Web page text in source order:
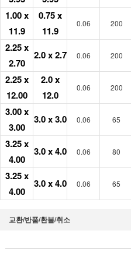
1.00 x
11.9
0.75 x
11.9
0.06 200
2.25 x
2.70
2.0 x 2.7 0.06 200
2.25 x
12.00
2.0 x
12.0
0.06 200
3.00 x
3.00
3.0 x 3.0 0.06 65
3.25 x
4.00
3.0 x 4.0 0.06 80
3.25 x
4.00
3.0 x 4.0 0.06 65
교환/반품/환불/취소